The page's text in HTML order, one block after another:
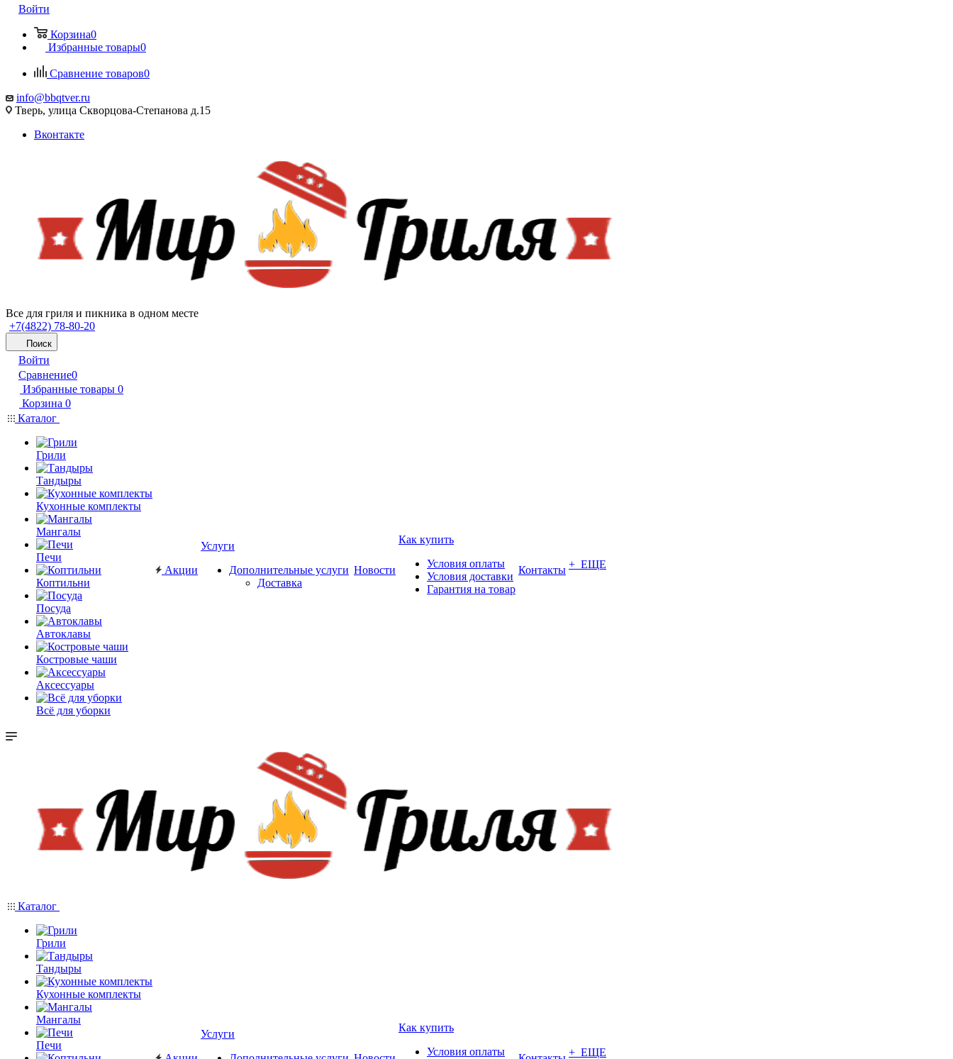
Войти
Корзина0
Избранные товары0
Сравнение товаров0
info@bbqtver.ru
Тверь, улица Скворцова-Степанова д.15
Вконтакте
Все для гриля и пикника в одном месте
+7(4822) 78-80-20
Поиск
Войти
Сравнение0
Избранные товары 0
Корзина 0
Каталог
Грили
Тандыры
Кухонные комплекты
Мангалы
Печи
Коптильни
Посуда
Автоклавы
Костровые чаши
Аксессуары
Всё для уборки
Акции
Услуги
Дополнительные услуги
Доставка
Новости
Как купить
Условия оплаты
Условия доставки
Гарантия на товар
Контакты + ЕЩЕ
Каталог
Грили
Тандыры
Кухонные комплекты
Мангалы
Печи
Услуги
Как купить
Условия оплаты
+ ЕЩЕ